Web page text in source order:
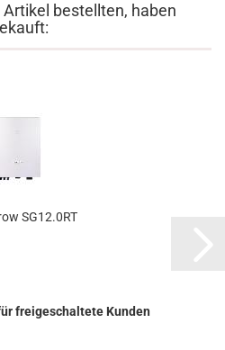
bestellten, haben
SG12.0RT
freigeschaltete Kunden